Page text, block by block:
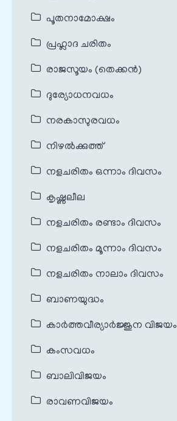
പൂതനാമോക്ഷം
പ്രഹ്ലാദ ചരിതം
രാജസൂയം (തെക്കൻ)
ദുര്യോധനവധം
നരകാസുരവധം
നിഴൽക്കുത്ത്
നളചരിതം ഒന്നാം ദിവസം
കൃഷ്ണലീല
നളചരിതം രണ്ടാം ദിവസം
നളചരിതം മൂന്നാം ദിവസം
നളചരിതം നാലാം ദിവസം
ബാണയുദ്ധം
കാർത്തവീര്യാർജ്ജുന വിജയം
കംസവധം
ബാലിവിജയം
രാവണവിജയം